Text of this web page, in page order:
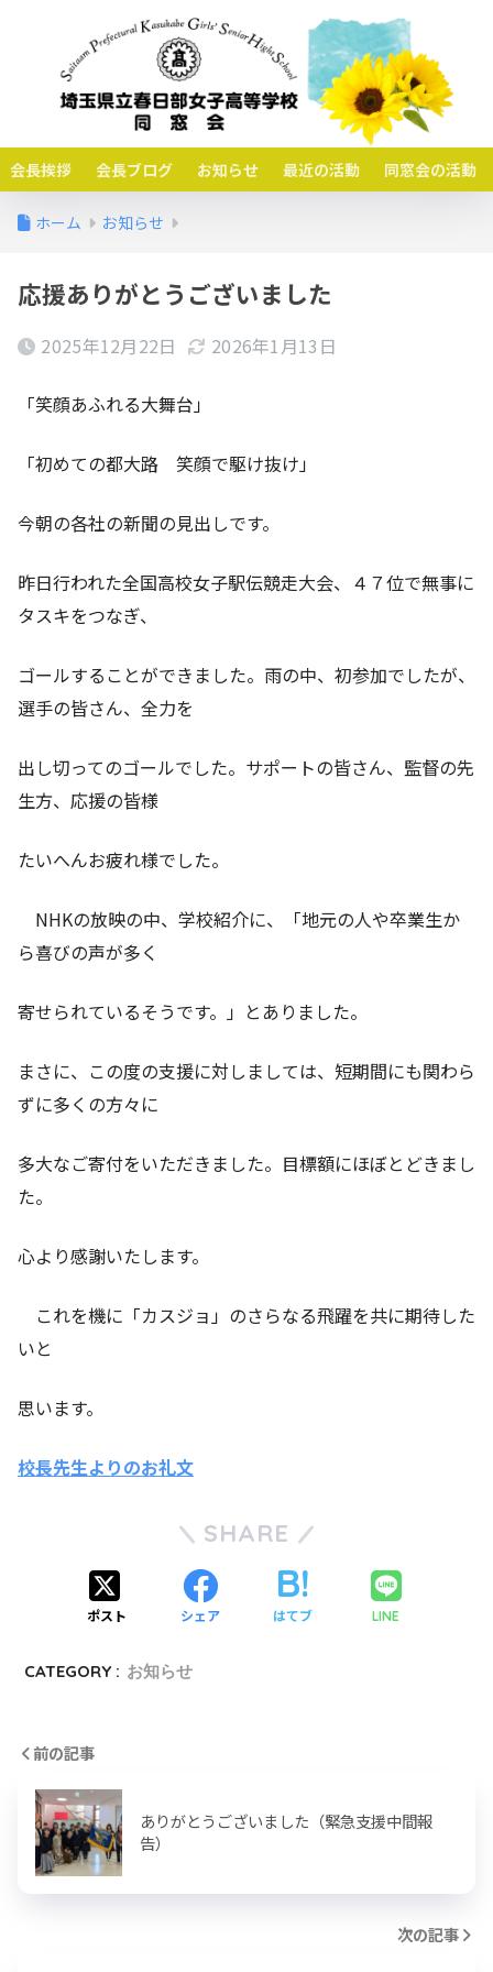
会長挨拶 会長ブログ お知らせ 最近の活動 同窓会の活動
ホーム お知らせ
応援ありがとうございました
2025年12月22日 2026年1月13日
「笑顔あふれる大舞台」
「初めての都大路 笑顔で駆け抜け」
今朝の各社の新聞の見出しです。
昨日行われた全国高校女子駅伝競走大会、４７位で無事に
タスキをつなぎ、
ゴールすることができました。雨の中、初参加でしたが、
選手の皆さん、全力を
出し切ってのゴールでした。サポートの皆さん、監督の先
生方、応援の皆様
たいへんお疲れ様でした。
NHKの放映の中、学校紹介に、「地元の人や卒業生か
ら喜びの声が多く
寄せられているそうです。」とありました。
まさに、この度の支援に対しましては、短期間にも関わら
ずに多くの方々に
多大なご寄付をいただきました。目標額にほぼとどきまし
た。
心より感謝いたします。
これを機に「カスジョ」のさらなる飛躍を共に期待した
いと
思います。
校長先生よりのお礼文
SHARE
ポスト シェア はてブ LINE
CATEGORY : お知らせ
前の記事
ありがとうございました（緊急支援中間報
告）
次の記事